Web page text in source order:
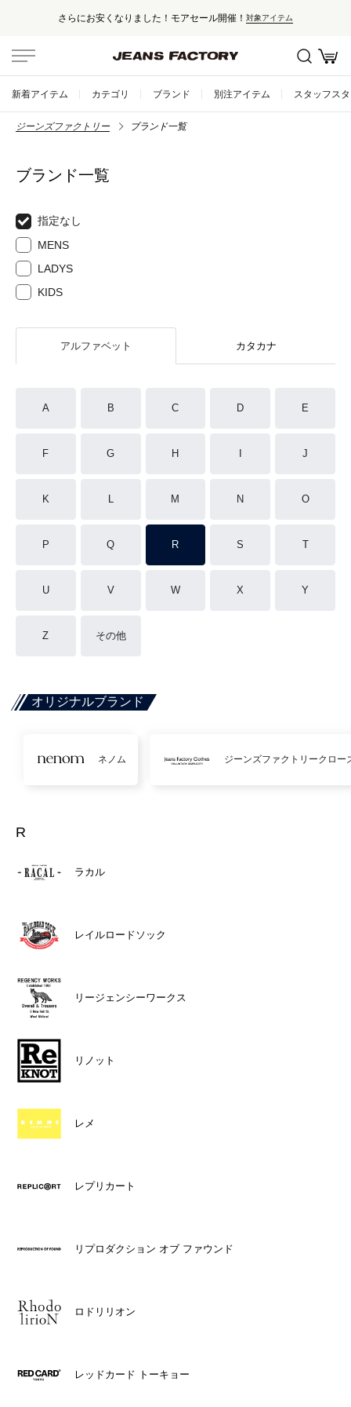
さらにお安くなりました！モアセール開催！ 対象アイテム
新着アイテム カテゴリ ブランド 別注アイテム スタッフス
ジーンズファクトリー ブランド一覧
ブランド一覧
指定なし
MENS
LADYS
KIDS
アルファベット カタカナ
A B C D E
F G H J
K L M N O
P Q R S T
U V W X Y
Z その他
オリジナルブランド
ネノム ジーンズファクトリークロー
R
ラカル
レイルロードソック
リージェンシーワークス
リノット
レメ
レプリカート
リプロダクション オブ ファウンド
ロドリリオン
レッドカード トーキョー